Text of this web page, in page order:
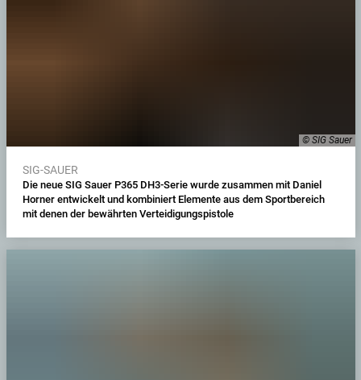
© SIG Sauer
SIG-SAUER
Die neue SIG Sauer P365 DH3-Serie wurde zusammen mit Daniel
Horner entwickelt und kombiniert Elemente aus dem Sportbereich
mit denen der bewährten Verteidigungspistole